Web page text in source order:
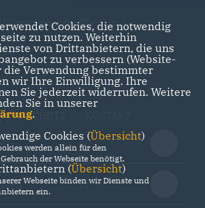
Kreisverbandes Diepholz
Cookies, die notwendig
zu nutzen. Weiterhin
von Drittanbietern, die uns
zu verbessern (Website-
die Verwendung bestimmter
wir Ihre Einwilligung. Ihre
Sie jederzeit widerrufen. Weitere
Sie in unserer
.
Cookies (Übersicht)
werden allein für den
der Webseite benötigt.
(Übersicht)
Webseite binden wir Dienste und
ein.